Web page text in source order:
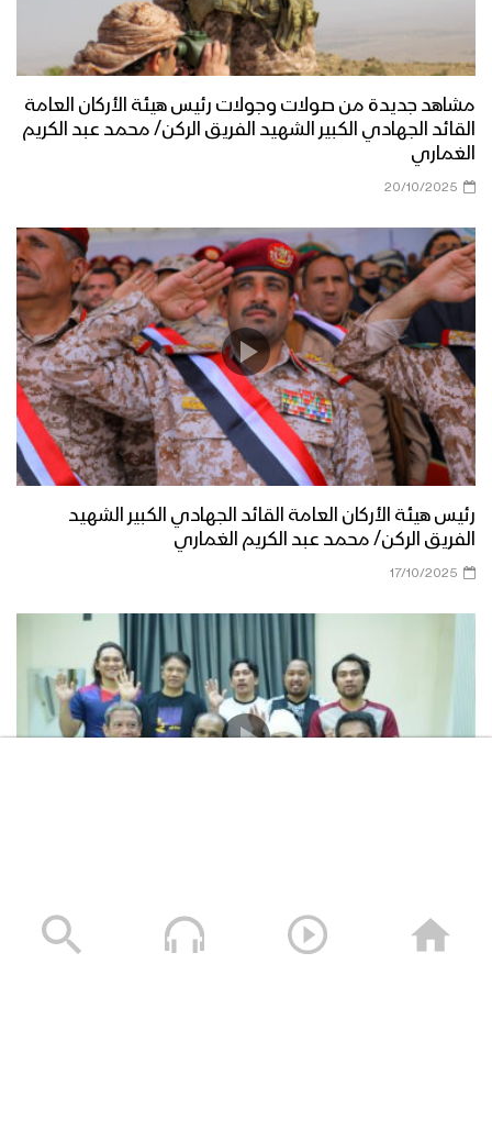
مشاهد جديدة من صولات وجولات رئيس هيئة الأركان العامة
القائد الجهادي الكبير الشهيد الفريق الركن/ محمد عبد الكريم
الغماري
20/10/2025
رئيس هيئة الأركان العامة القائد الجهادي الكبير الشهيد
الفريق الركن/ محمد عبد الكريم الغماري
17/10/2025
التي اغرقتها القوات المسلحة اليمنية